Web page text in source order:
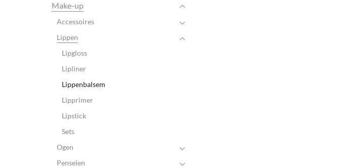
Make-up
Accessoires
Lippen
Lipgloss
Lipliner
Lippenbalsem
Lipprimer
Lipstick
Sets
Ogen
Penselen